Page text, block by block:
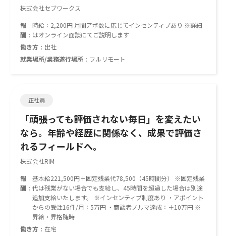
株式会社セブワークス
報
酬
時給：2,200円 月間アポ数に応じてインセンティブあり ※詳細
はオンライン面談にてご説明します
働き方
出社
就業場所/業務遂行場所
フルリモート
正社員
「頑張っても評価されない毎日」を変えたい
なら。年齢や経歴に関係なく、成果で評価さ
れるフィールドへ。
株式会社RIM
報
酬
基本給221,500円＋固定残業代78,500（45時間分） ※固定残業
代は残業がない場合でも支給し、45時間を超過した場合は別途
追加支給いたします。 ※インセンティブ制度あり ・アポイント
からの受注16件/月：5万円 ・商談者ノルマ達成：＋10万円 ※
昇給・昇格随時
働き方
在宅